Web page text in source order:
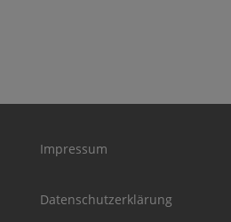
Impressum
Datenschutzerklärung